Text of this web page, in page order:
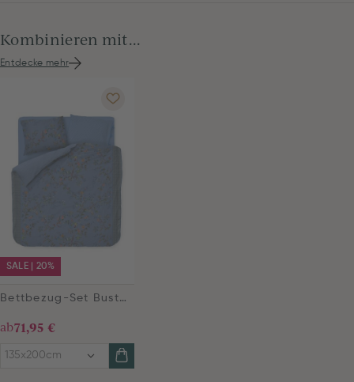
Kombinieren mit...
Entdecke mehr
SALE | 20%
Bettbezug-Set Bustani Blau
ab71,95 €
135x200cm